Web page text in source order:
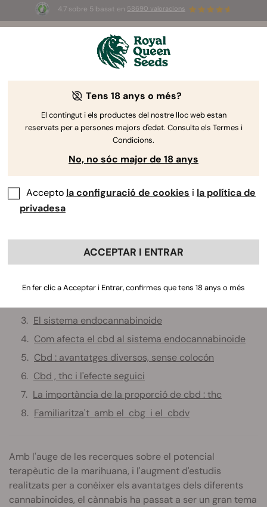
4.7 sobre 5 basat en 58690 valoracions
Summer Sales: ¡Hasta un 50%
de descuento! ⏤
Luke Sumpter
Una introducció a les varietats riques
enCBD.
Índex:
Què són els ceps de cbd?
El sistema endocannabinoide
Com afecta el cbd al sistema endocannabinoide
Cbd : avantatges diversos, sense colocón
Cbd , thc i l'efecte seguici
La importància de la proporció de cbd : thc
Familiaritza't amb el cbg i el cbdv
Amb l'auge de les recerques sobre el potencial
terapèutic de la marihuana, i l'augment d'estudis
realitzats per a conèixer els avantatges dels diferents
cannabinoides, el cànnabis ha passat a ser un gran tema
Tens 18 anys o més?
El contingut i els productes del nostre lloc web estan
reservats per a persones majors d'edat. Consulta els Termes i
Condicions.
No, no sóc major de 18 anys
Accepto la configuració de cookies i la política de
privadesa
ACCEPTAR I ENTRAR
En fer clic a Acceptar i Entrar, confirmes que tens 18 anys o més